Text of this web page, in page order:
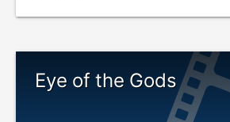
Eye of the Gods